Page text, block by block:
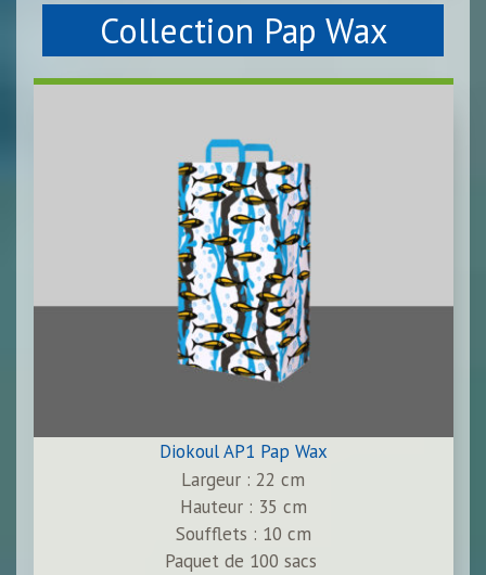
Collection Pap Wax
Diokoul AP1 Pap Wax
Largeur : 22 cm
Hauteur : 35 cm
Soufflets : 10 cm
Paquet de 100 sacs